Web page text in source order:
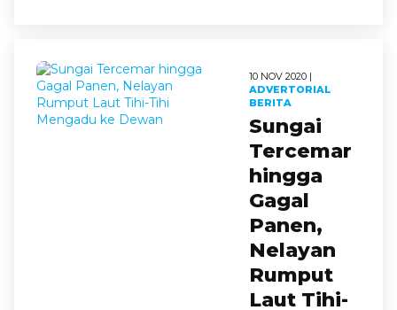
10 NOV 2020 |
ADVERTORIAL
BERITA
Sungai
Tercemar
hingga
Gagal
Panen,
Nelayan
Rumput
Laut Tihi-